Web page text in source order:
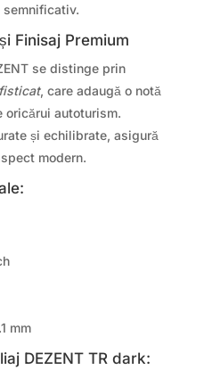
semnificativ.
Finisaj Premium
se distinge prin
, care adaugă o notă
oricărui autoturism.
și echilibrate, asigură
modern.
mm
DEZENT TR dark: